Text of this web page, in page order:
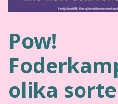
Pow!
olika